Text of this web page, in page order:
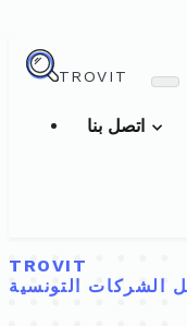
TROVIT
TROVIT
الشركات التونسية